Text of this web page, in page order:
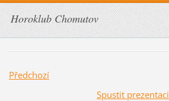
Horoklub Chomutov
Předchozí
Spustit prezentaci